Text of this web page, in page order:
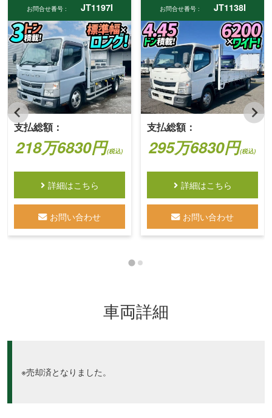
お問合せ番号 : JT1197I
支払総額：
218万6830円(税込)
詳細はこちら
お問い合わせ
お問合せ番号 : JT1138I
支払総額：
295万6830円(税込)
詳細はこちら
お問い合わせ
車両詳細
※売却済となりました。